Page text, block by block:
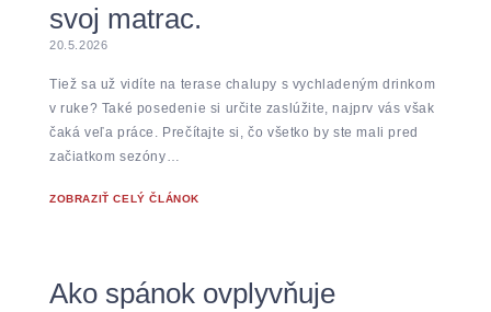
svoj matrac.
20.5.2026
Tiež sa už vidíte na terase chalupy s vychladeným drinkom
v ruke? Také posedenie si určite zaslúžite, najprv vás však
čaká veľa práce. Prečítajte si, čo všetko by ste mali pred
začiatkom sezóny…
ZOBRAZIŤ CELÝ ČLÁNOK
Ako spánok ovplyvňuje